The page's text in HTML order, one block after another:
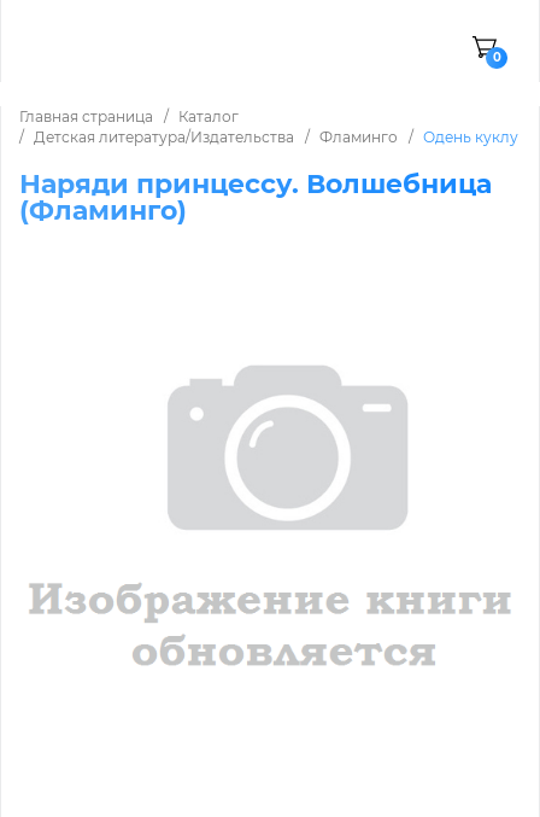
0
Главная страница
Каталог
Детская литература/Издательства
Фламинго Одень куклу
Наряди принцессу. Волшебница
(Фламинго)